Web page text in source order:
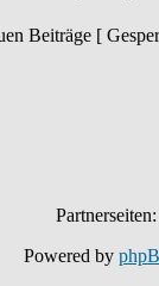
Beiträge [
Powered by